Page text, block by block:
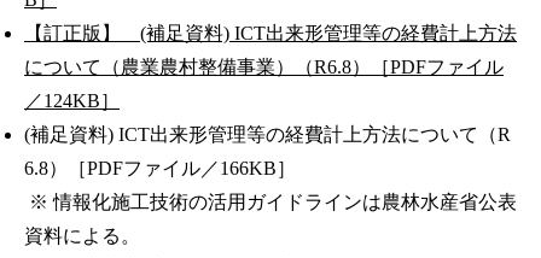
【訂正版】 (補足資料) ICT出来形管理等の経費計上方法
について（農業農村整備事業）（R6.8）［PDFファイル
／124KB］
(補足資料) ICT出来形管理等の経費計上方法について（R
6.8）［PDFファイル／166KB］
※ 情報化施工技術の活用ガイドラインは農林水産省公表
資料による。